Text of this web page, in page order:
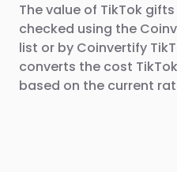
The value of TikTok
checked using the
list or by Coinvertify
converts the cost
based on the current